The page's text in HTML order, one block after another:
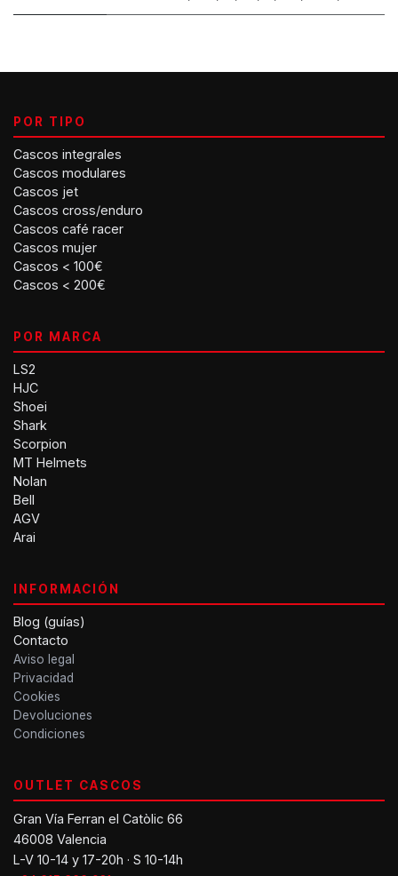
POR TIPO
Cascos integrales
Cascos modulares
Cascos jet
Cascos cross/enduro
Cascos café racer
Cascos mujer
Cascos < 100€
Cascos < 200€
POR MARCA
LS2
HJC
Shoei
Shark
Scorpion
MT Helmets
Nolan
Bell
AGV
Arai
INFORMACIÓN
Blog (guías)
Contacto
Aviso legal
Privacidad
Cookies
Devoluciones
Condiciones
OUTLET CASCOS
Gran Vía Ferran el Catòlic 66
46008 Valencia
L-V 10-14 y 17-20h · S 10-14h